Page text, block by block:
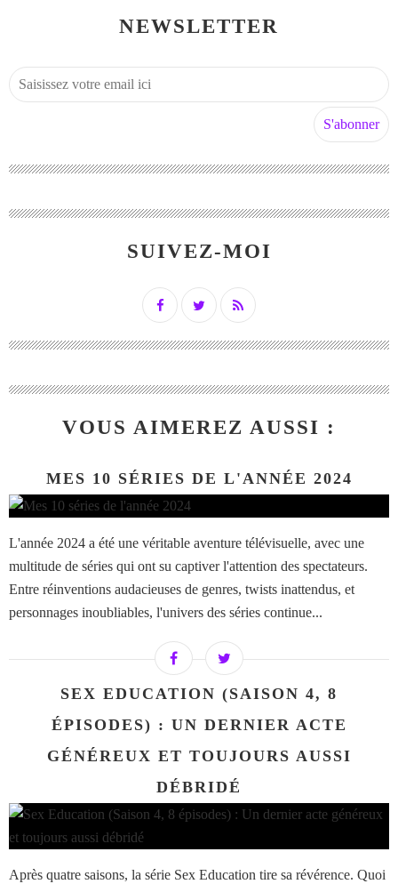
NEWSLETTER
SUIVEZ-MOI
VOUS AIMEREZ AUSSI :
MES 10 SÉRIES DE L'ANNÉE 2024
L'année 2024 a été une véritable aventure télévisuelle, avec une
multitude de séries qui ont su captiver l'attention des spectateurs.
Entre réinventions audacieuses de genres, twists inattendus, et
personnages inoubliables, l'univers des séries continue...
SEX EDUCATION (SAISON 4, 8
ÉPISODES) : UN DERNIER ACTE
GÉNÉREUX ET TOUJOURS AUSSI
DÉBRIDÉ
Après quatre saisons, la série Sex Education tire sa révérence. Quoi